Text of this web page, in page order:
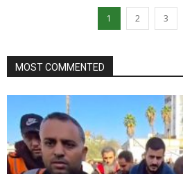
1 2 3
MOST COMMENTED